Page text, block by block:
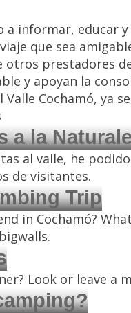
a informar, educar
que sea
otros prestadores
y apoyan la
Cochamó, ya
a la
al valle, he
de visitantes.
Trip
in Cochamó?
Look or leave a